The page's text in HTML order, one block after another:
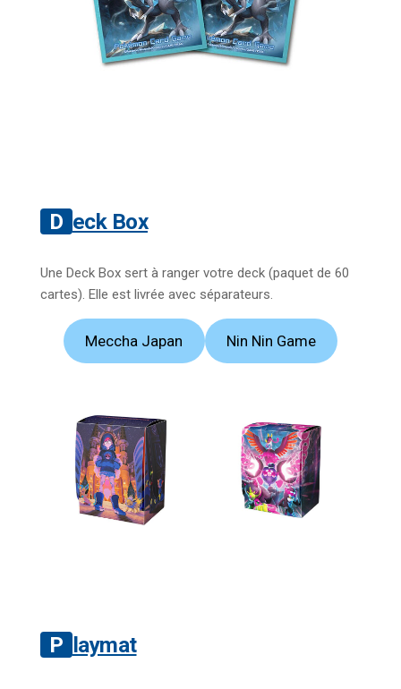
Deck Box
Une Deck Box sert à ranger votre deck (paquet de 60
cartes). Elle est livrée avec séparateurs.
Meccha Japan Nin Nin Game
Playmat